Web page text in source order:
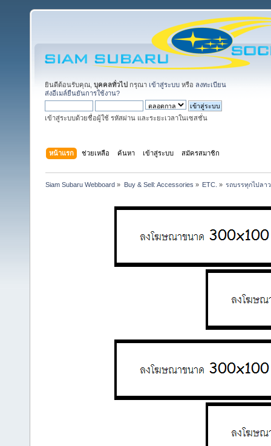
ยินดีต้อนรับคุณ, บุคคลทั่วไป กรุณา เข้าสู่ระบบ หรือ ลงทะเบียน
ส่งอีเมล์ยืนยันการใช้งาน?
เข้าสู่ระบบด้วยชื่อผู้ใช้ รหัสผ่าน และระยะเวลาในเซสชั่น
หน้าแรก ช่วยเหลือ ค้นหา เข้าสู่ระบบ สมัครสมาชิก
Siam Subaru Webboard » Buy & Sell: Accessories » ETC. » รถบรรทุกไปลา